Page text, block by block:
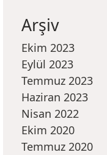
Arşiv
Ekim 2023
Eylül 2023
Temmuz 2023
Haziran 2023
Nisan 2022
Ekim 2020
Temmuz 2020